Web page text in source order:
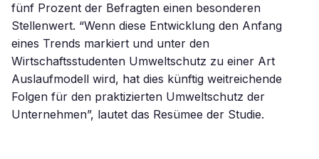
fünf Prozent der Befragten einen besonderen
Stellenwert. “Wenn diese Entwicklung den Anfang
eines Trends markiert und unter den
Wirtschaftsstudenten Umweltschutz zu einer Art
Auslaufmodell wird, hat dies künftig weitreichende
Folgen für den praktizierten Umweltschutz der
Unternehmen”, lautet das Resümee der Studie.